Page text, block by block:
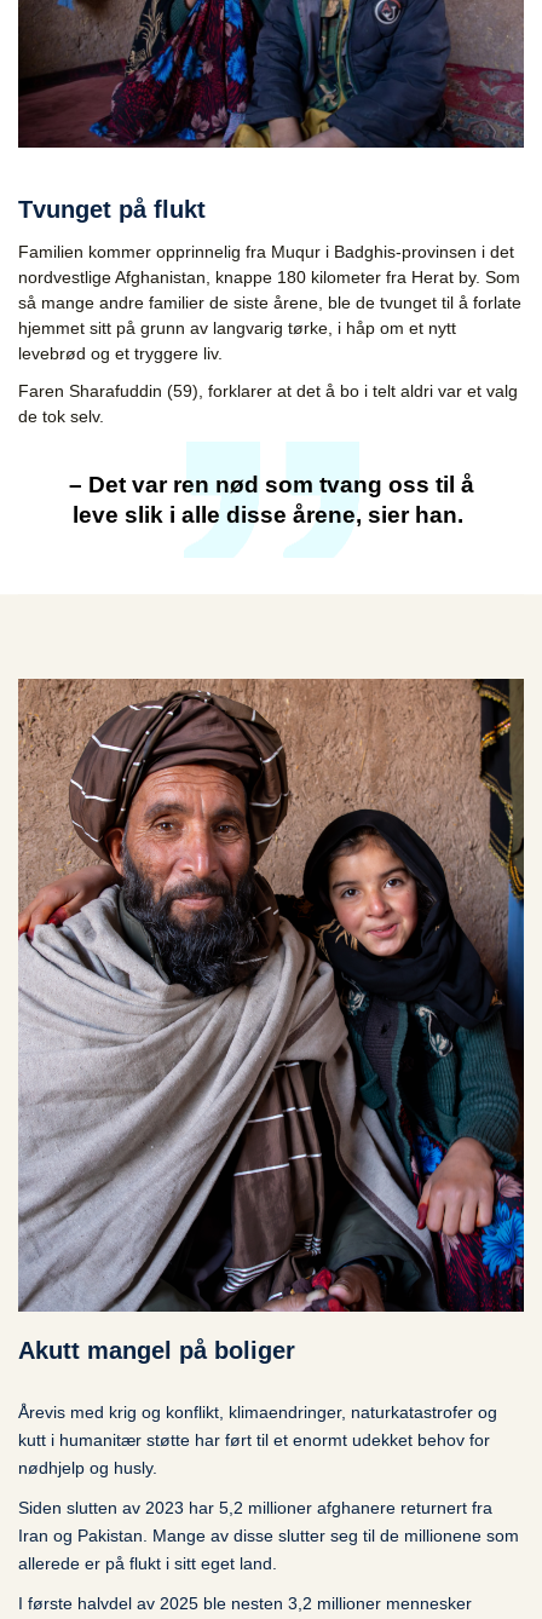
Tvunget på flukt
Familien kommer opprinnelig fra Muqur i Badghis-provinsen i det
nordvestlige Afghanistan, knappe 180 kilometer fra Herat by. Som
så mange andre familier de siste årene, ble de tvunget til å forlate
hjemmet sitt på grunn av langvarig tørke, i håp om et nytt
levebrød og et tryggere liv.
Faren Sharafuddin (59), forklarer at det å bo i telt aldri var et valg
de tok selv.
– Det var ren nød som tvang oss til å
leve slik i alle disse årene, sier han.
Akutt mangel på boliger
Årevis med krig og konflikt, klimaendringer, naturkatastrofer og
kutt i humanitær støtte har ført til et enormt udekket behov for
nødhjelp og husly.
Siden slutten av 2023 har 5,2 millioner afghanere returnert fra
Iran og Pakistan. Mange av disse slutter seg til de millionene som
allerede er på flukt i sitt eget land.
I første halvdel av 2025 ble nesten 3,2 millioner mennesker